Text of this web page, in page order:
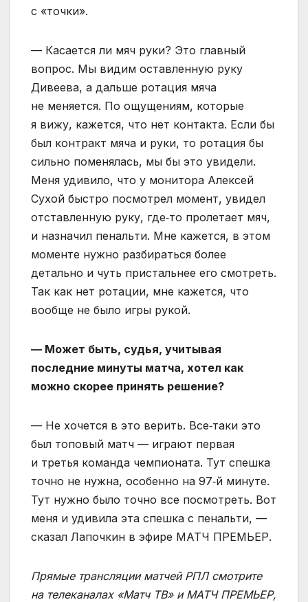
с «точки».
— Касается ли мяч руки? Это главный
вопрос. Мы видим оставленную руку
Дивеева, а дальше ротация мяча
не меняется. По ощущениям, которые
я вижу, кажется, что нет контакта. Если бы
был контракт мяча и руки, то ротация бы
сильно поменялась, мы бы это увидели.
Меня удивило, что у монитора Алексей
Сухой быстро посмотрел момент, увидел
отставленную руку, где‑то пролетает мяч,
и назначил пенальти. Мне кажется, в этом
моменте нужно разбираться более
детально и чуть пристальнее его смотреть.
Так как нет ротации, мне кажется, что
вообще не было игры рукой.
— Может быть, судья, учитывая
последние минуты матча, хотел как
можно скорее принять решение?
— Не хочется в это верить. Все‑таки это
был топовый матч — играют первая
и третья команда чемпионата. Тут спешка
точно не нужна, особенно на 97‑й минуте.
Тут нужно было точно все посмотреть. Вот
меня и удивила эта спешка с пенальти, —
сказал Лапочкин в эфире МАТЧ ПРЕМЬЕР.
Прямые трансляции матчей РПЛ смотрите
на телеканалах «Матч ТВ» и МАТЧ ПРЕМЬЕР,